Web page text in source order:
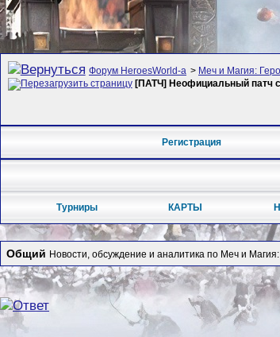
Форум HeroesWorld-а > Меч и Магия:
[ПАТЧ] Неофициальный патч
Регистрация
Турниры КАРТЫ
Общий Новости, обсуждение и аналитика по Меч и